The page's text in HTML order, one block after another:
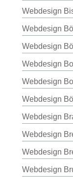
Webdesign
Webdesign
Webdesign
Webdesign
Webdesign
Webdesign
Webdesign
Webdesign
Webdesign
Webdesign